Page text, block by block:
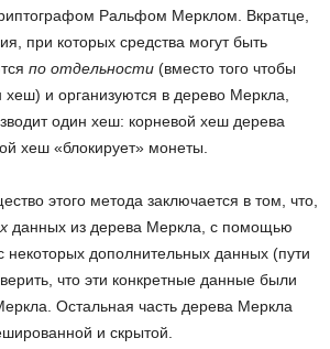
Ральфом Мерклом. Вкратце,
при которых средства могут быть
по отдельности (вместо того чтобы
хеш) и организуются в дерево Меркла,
один хеш: корневой хеш дерева
хеш «блокирует» монеты.
этого метода заключается в том, что,
данных из дерева Меркла, с помощью
некоторых дополнительных данных (пути
что эти конкретные данные были
Остальная часть дерева Меркла
и скрытой.